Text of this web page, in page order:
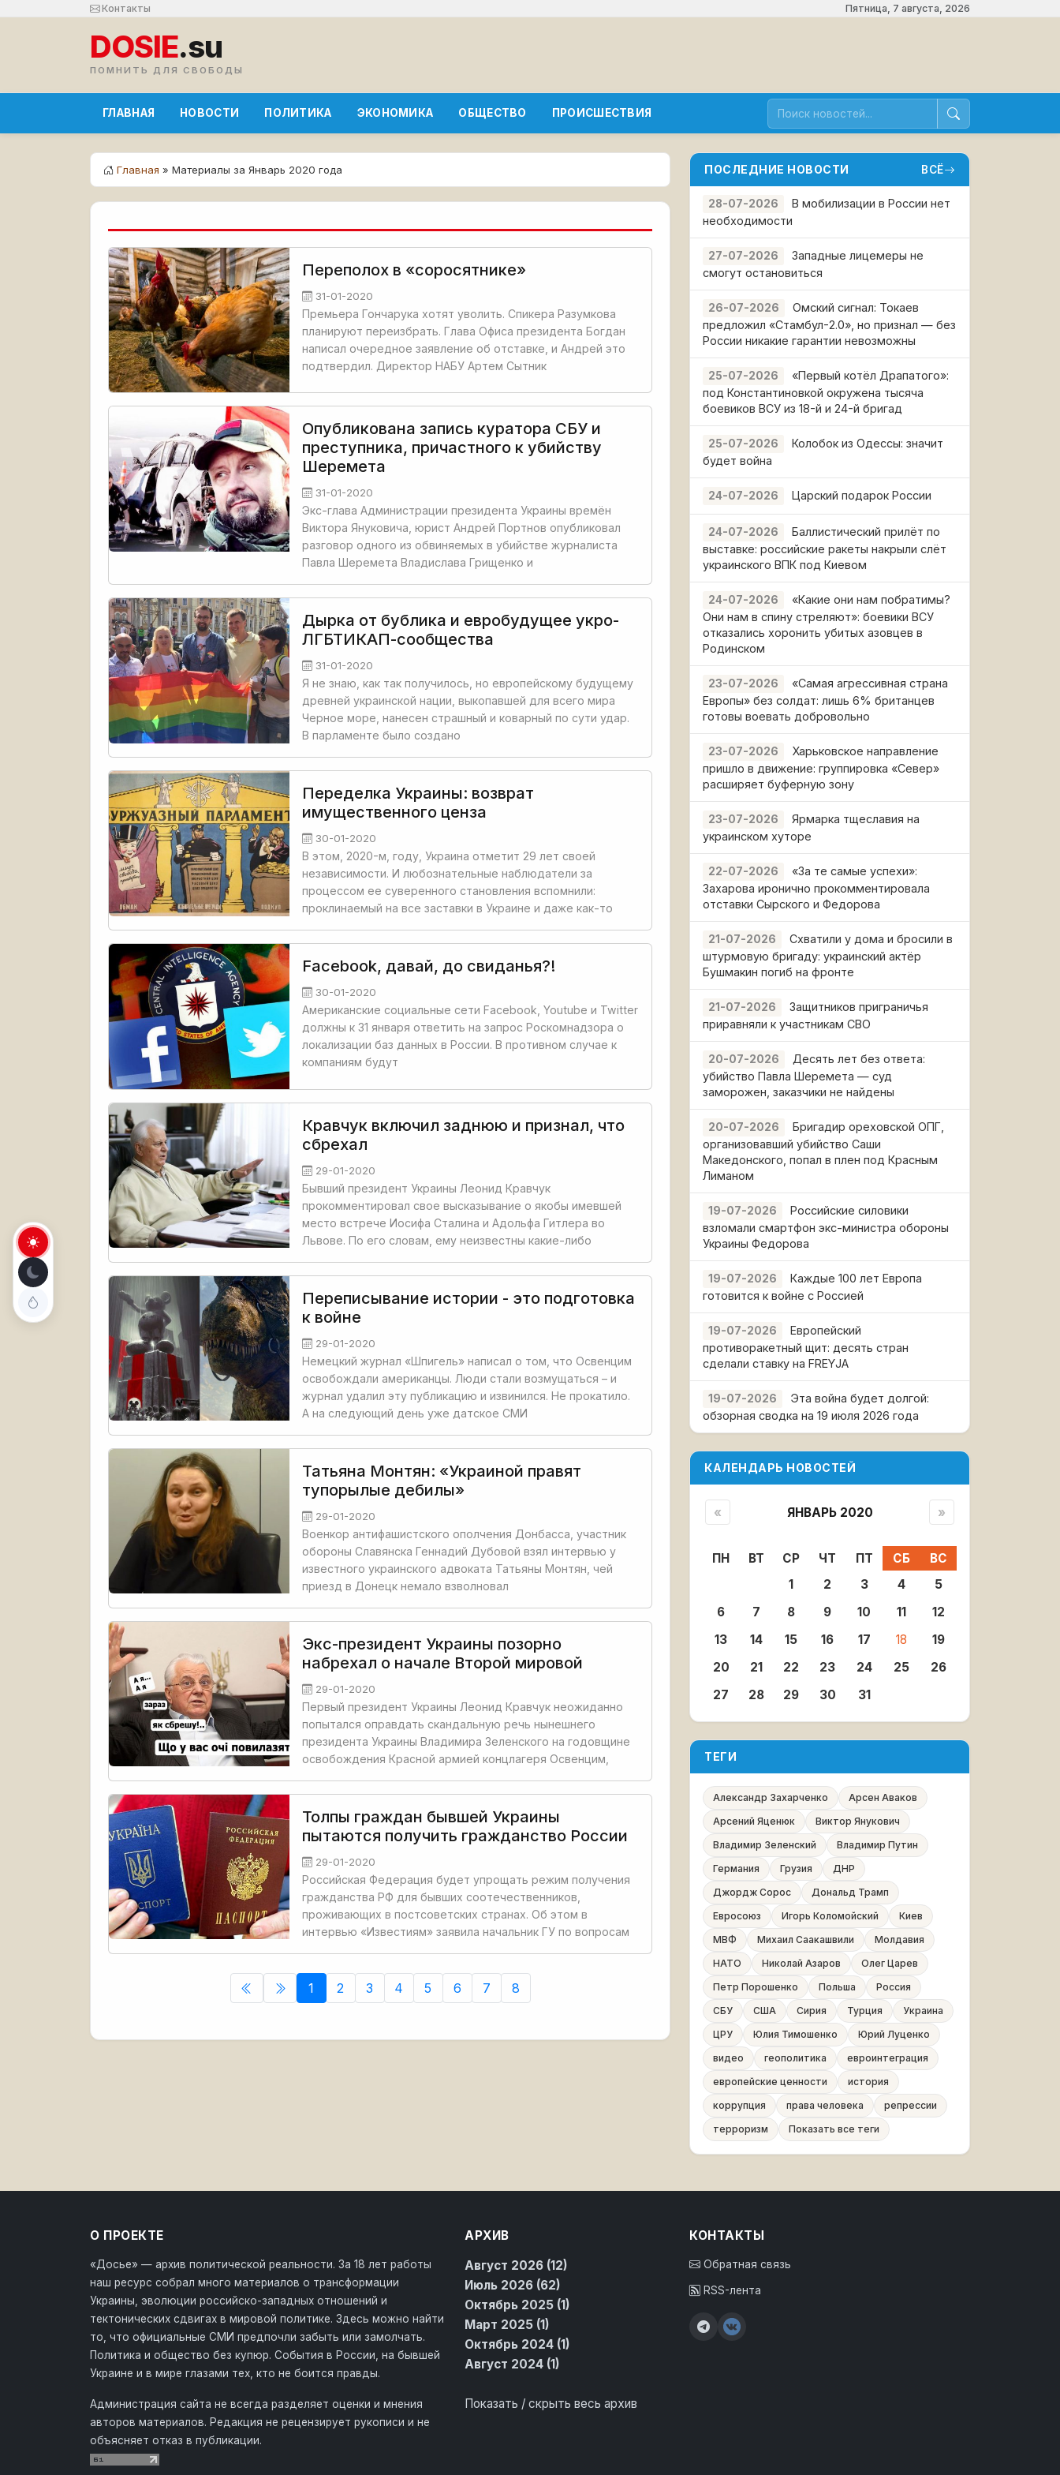
Контакты Пятница, 7 августа, 2026
DOSIE.su
ПОМНИТЬ ДЛЯ СВОБОДЫ
ГЛАВНАЯ НОВОСТИ ПОЛИТИКА ЭКОНОМИКА ОБЩЕСТВО ПРОИСШЕСТВИЯ
Главная » Материалы за Январь 2020 года
Переполох в «соросятнике»
31-01-2020
Премьера Гончарука хотят уволить. Спикера Разумкова
планируют переизбрать. Глава Офиса президента Богдан
написал очередное заявление об отставке, и Андрей это
подтвердил. Директор НАБУ Артем Сытник
Опубликована запись куратора СБУ и
преступника, причастного к убийству
Шеремета
31-01-2020
Экс-глава Администрации президента Украины времён
Виктора Януковича, юрист Андрей Портнов опубликовал
разговор одного из обвиняемых в убийстве журналиста
Павла Шеремета Владислава Грищенко и
Дырка от бублика и евробудущее укро-
ЛГБТИКАП-сообщества
31-01-2020
Я не знаю, как так получилось, но европейскому будущему
древней украинской нации, выкопавшей для всего мира
Черное море, нанесен страшный и коварный по сути удар.
В парламенте было создано
Переделка Украины: возврат
имущественного ценза
30-01-2020
В этом, 2020-м, году, Украина отметит 29 лет своей
независимости. И любознательные наблюдатели за
процессом ее суверенного становления вспомнили:
проклинаемый на все заставки в Украине и даже как-то
Facebook, давай, до свиданья?!
30-01-2020
Американские социальные сети Facebook, Youtube и Twitter
должны к 31 января ответить на запрос Роскомнадзора о
локализации баз данных в России. В противном случае к
компаниям будут
Кравчук включил заднюю и признал, что
сбрехал
29-01-2020
Бывший президент Украины Леонид Кравчук
прокомментировал свое высказывание о якобы имевшей
место встрече Иосифа Сталина и Адольфа Гитлера во
Львове. По его словам, ему неизвестны какие-либо
Переписывание истории - это подготовка
к войне
29-01-2020
Немецкий журнал «Шпигель» написал о том, что Освенцим
освобождали американцы. Люди стали возмущаться – и
журнал удалил эту публикацию и извинился. Не прокатило.
А на следующий день уже датское СМИ
Татьяна Монтян: «Украиной правят
тупорылые дебилы»
29-01-2020
Военкор антифашистского ополчения Донбасса, участник
обороны Славянска Геннадий Дубовой взял интервью у
известного украинского адвоката Татьяны Монтян, чей
приезд в Донецк немало взволновал
Экс-президент Украины позорно
набрехал о начале Второй мировой
29-01-2020
Первый президент Украины Леонид Кравчук неожиданно
попытался оправдать скандальную речь нынешнего
президента Украины Владимира Зеленского на годовщине
освобождения Красной армией концлагеря Освенцим,
Толпы граждан бывшей Украины
пытаются получить гражданство России
29-01-2020
Российская Федерация будет упрощать режим получения
гражданства РФ для бывших соотечественников,
проживающих в постсоветских странах. Об этом в
интервью «Известиям» заявила начальник ГУ по вопросам
1 2 3 4 5 6 7 8
ПОСЛЕДНИЕ НОВОСТИ ВСЁ
28-07-2026
В мобилизации в России нет
необходимости
27-07-2026
Западные лицемеры не
смогут остановиться
26-07-2026
Омский сигнал: Токаев
предложил «Стамбул-2.0», но признал — без
России никакие гарантии невозможны
25-07-2026
«Первый котёл Драпатого»:
под Константиновкой окружена тысяча
боевиков ВСУ из 18-й и 24-й бригад
25-07-2026
Колобок из Одессы: значит
будет война
24-07-2026 Царский подарок России
24-07-2026
Баллистический прилёт по
выставке: российские ракеты накрыли слёт
украинского ВПК под Киевом
24-07-2026
«Какие они нам побратимы?
Они нам в спину стреляют»: боевики ВСУ
отказались хоронить убитых азовцев в
Родинском
23-07-2026
«Самая агрессивная страна
Европы» без солдат: лишь 6% британцев
готовы воевать добровольно
23-07-2026
Харьковское направление
пришло в движение: группировка «Север»
расширяет буферную зону
23-07-2026
Ярмарка тщеславия на
украинском хуторе
22-07-2026
«За те самые успехи»:
Захарова иронично прокомментировала
отставки Сырского и Федорова
21-07-2026
Схватили у дома и бросили в
штурмовую бригаду: украинский актёр
Бушмакин погиб на фронте
21-07-2026
Защитников приграничья
приравняли к участникам СВО
20-07-2026
Десять лет без ответа:
убийство Павла Шеремета — суд
заморожен, заказчики не найдены
20-07-2026
Бригадир ореховской ОПГ,
организовавший убийство Саши
Македонского, попал в плен под Красным
Лиманом
19-07-2026
Российские силовики
взломали смартфон экс-министра обороны
Украины Федорова
19-07-2026
Каждые 100 лет Европа
готовится к войне с Россией
19-07-2026
Европейский
противоракетный щит: десять стран
сделали ставку на FREYJA
19-07-2026
Эта война будет долгой:
обзорная сводка на 19 июля 2026 года
КАЛЕНДАРЬ НОВОСТЕЙ
« ЯНВАРЬ 2020 »
ПН ВТ СР ЧТ ПТ СБ
ВС
1
2 3 4
5
6
7 8 9 10 11
12
13
14 15 16 17 18
19
20
21 22 23 24 25
26
27
28 29 30 31
ТЕГИ
Александр Захарченко
Арсен Аваков
Арсений Яценюк
Виктор Янукович
Владимир Зеленский
Владимир Путин
Германия
Грузия
ДНР
Джордж Сорос
Дональд Трамп
Евросоюз
Игорь Коломойский
Киев
МВФ
Михаил Саакашвили
Молдавия
НАТО
Николай Азаров
Олег Царев
Петр Порошенко
Польша
Россия
СБУ
США Сирия Турция
Украина
ЦРУ
Юлия Тимошенко
Юрий Луценко
видео
геополитика
евроинтеграция
европейские ценности
история
коррупция
права человека
репрессии
терроризм
Показать все теги
О ПРОЕКТЕ
«Досье» — архив политической реальности. За 18 лет работы
наш ресурс собрал много материалов о трансформации
Украины, эволюции российско-западных отношений и
тектонических сдвигах в мировой политике. Здесь можно найти
то, что официальные СМИ предпочли забыть или замолчать.
Политика и общество без купюр. События в России, на бывшей
Украине и в мире глазами тех, кто не боится правды.
Администрация сайта не всегда разделяет оценки и мнения
авторов материалов. Редакция не рецензирует рукописи и не
объясняет отказ в публикации.
АРХИВ
Август 2026 (12)
Июль 2026 (62)
Октябрь 2025 (1)
Март 2025 (1)
Октябрь 2024 (1)
Август 2024 (1)
Показать / скрыть весь архив
КОНТАКТЫ
Обратная связь
RSS-лента